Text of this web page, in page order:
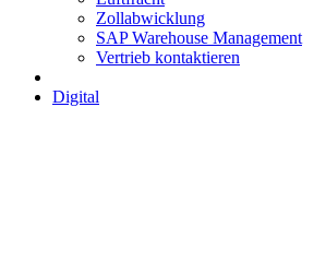
Zollabwicklung
SAP Warehouse Management
Vertrieb kontaktieren
Digital